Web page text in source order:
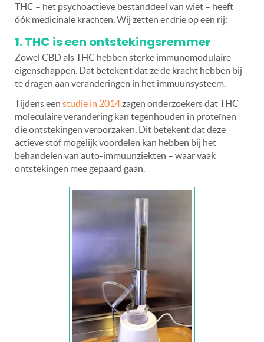
THC – het psychoactieve bestanddeel van wiet – heeft
óók medicinale krachten. Wij zetten er drie op een rij:
1. THC is een ontstekingsremmer
Zowel CBD als THC hebben sterke immunomodulaire
eigenschappen. Dat betekent dat ze de kracht hebben bij
te dragen aan veranderingen in het immuunsysteem.
Tijdens een studie in 2014zagen onderzoekers dat THC
moleculaire verandering kan tegenhouden in proteïnen
die ontstekingen veroorzaken. Dit betekent dat deze
actieve stof mogelijk voordelen kan hebben bij het
behandelen van auto-immuunziekten – waar vaak
ontstekingen mee gepaard gaan.